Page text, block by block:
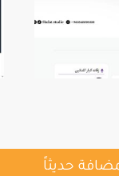
حديثاً